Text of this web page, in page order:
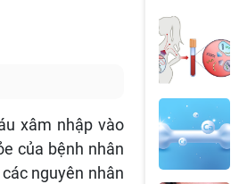
xâm nhập vào
của bệnh nhân
nguyên nhân